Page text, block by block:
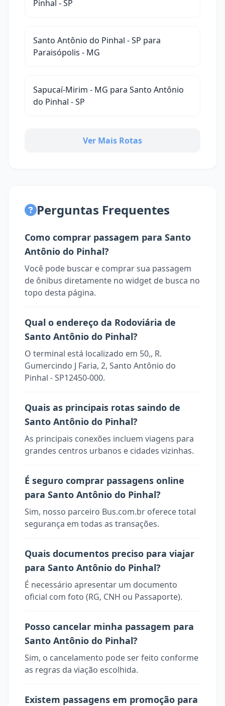
Pinhal - SP
Santo Antônio do Pinhal - SP para
Paraisópolis - MG
Sapucaí-Mirim - MG para Santo Antônio
do Pinhal - SP
Ver Mais Rotas
Perguntas Frequentes
Como comprar passagem para Santo
Antônio do Pinhal?
Você pode buscar e comprar sua passagem
de ônibus diretamente no widget de busca no
topo desta página.
Qual o endereço da Rodoviária de
Santo Antônio do Pinhal?
O terminal está localizado em 50,, R.
Gumercindo J Faria, 2, Santo Antônio do
Pinhal - SP12450-000.
Quais as principais rotas saindo de
Santo Antônio do Pinhal?
As principais conexões incluem viagens para
grandes centros urbanos e cidades vizinhas.
É seguro comprar passagens online
para Santo Antônio do Pinhal?
Sim, nosso parceiro Bus.com.br oferece total
segurança em todas as transações.
Quais documentos preciso para viajar
para Santo Antônio do Pinhal?
É necessário apresentar um documento
oficial com foto (RG, CNH ou Passaporte).
Posso cancelar minha passagem para
Santo Antônio do Pinhal?
Sim, o cancelamento pode ser feito conforme
as regras da viação escolhida.
Existem passagens em promoção para